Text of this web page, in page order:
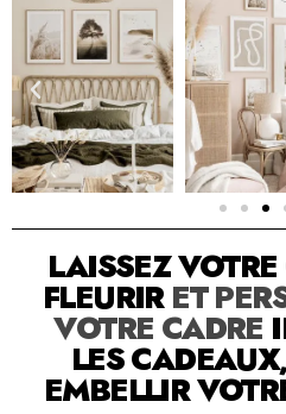
SOLUTION PAR THE
LAISSEZ
FLEURIRET
VOTRE CADRE
LES
EMBELLIR